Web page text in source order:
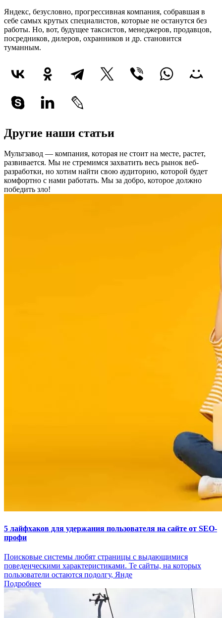
Яндекс, безусловно, прогрессивная компания, собравшая в
себе самых крутых специалистов, которые не останутся без
работы. Но, вот, будущее таксистов, менеджеров, продавцов,
посредников, дилеров, охранников и др. становится
туманным.
Другие наши статьи
Мультзавод — компания, которая не стоит на месте, растет,
развивается. Мы не стремимся захватить весь рынок веб-
разработки, но хотим найти свою аудиторию, которой будет
комфортно с нами работать. Мы за добро, которое должно
победить зло!
5 лайфхаков для удержания пользователя на сайте от SEO-
профи
Поисковые системы любят страницы с выдающимися
поведенческими характеристиками. Те сайты, на которых
пользователи остаются подолгу, Янде
Подробнее